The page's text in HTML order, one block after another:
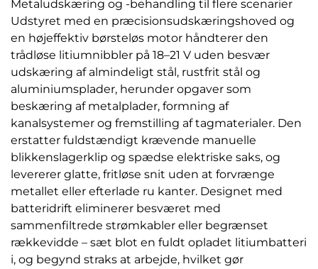
Metaludskæring og -behandling til flere scenarier
Udstyret med en præcisionsudskæringshoved og
en højeffektiv børsteløs motor håndterer den
trådløse litiumnibbler på 18–21 V uden besvær
udskæring af almindeligt stål, rustfrit stål og
aluminiumsplader, herunder opgaver som
beskæring af metalplader, formning af
kanalsystemer og fremstilling af tagmaterialer. Den
erstatter fuldstændigt krævende manuelle
blikkenslagerklip og spædse elektriske saks, og
levererer glatte, fritløse snit uden at forvrænge
metallet eller efterlade ru kanter. Designet med
batteridrift eliminerer besværet med
sammenfiltrede strømkabler eller begrænset
rækkevidde – sæt blot en fuldt opladet litiumbatteri
i, og begynd straks at arbejde, hvilket gør